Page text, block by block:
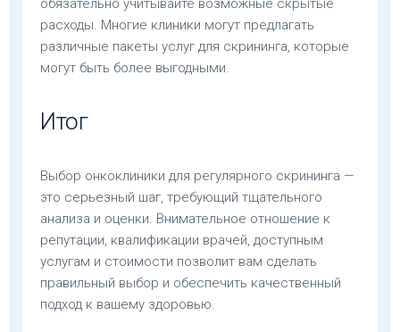
обязательно учитывайте возможные скрытые
расходы. Многие клиники могут предлагать
различные пакеты услуг для скрининга, которые
могут быть более выгодными.
Итог
Выбор онкоклиники для регулярного скрининга —
это серьезный шаг, требующий тщательного
анализа и оценки. Внимательное отношение к
репутации, квалификации врачей, доступным
услугам и стоимости позволит вам сделать
правильный выбор и обеспечить качественный
подход к вашему здоровью.